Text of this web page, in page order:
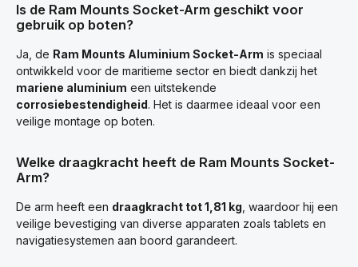
Is de Ram Mounts Socket-Arm geschikt voor
gebruik op boten?
Ja, de Ram Mounts Aluminium Socket-Arm is speciaal
ontwikkeld voor de maritieme sector en biedt dankzij het
mariene aluminium een uitstekende
corrosiebestendigheid. Het is daarmee ideaal voor een
veilige montage op boten.
Welke draagkracht heeft de Ram Mounts Socket-
Arm?
De arm heeft een draagkracht tot 1,81 kg , waardoor hij een
veilige bevestiging van diverse apparaten zoals tablets en
navigatiesystemen aan boord garandeert.